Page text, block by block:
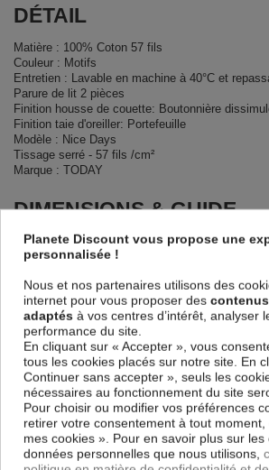
DÉTAIL
Matière : 100% Coton 57 fils
Couleur : Motifs
Entretien : Lavable en machine à 40°C et
Parure de lit 2 pièces
Finition housse de couette: Boutonnière
Finition taie d'oreiller: Portefeuille
Modèle : Nice Days
Tissage serré - 57 fils /cm²
Marque : TODAY
DIMENSIONS & GUIDE
Housse de couette
140 x 200 cm : 1 personne
220 x 240 cm : 2 personnes
240 x 260 cm : 2 personnes
Taie d'oreiller 63 x 63 cm
CONTENU
1 housse de couette imprimée Nice Days
Taie d'oreiller imprimée (1 taie pour la taille 140
les autres tailles)
Planete Discount vous propose une
personnalisée !
Nous et nos partenaires utilisons des
internet pour vous proposer des
adaptés à vos centres d’intérêt, analyser
performance du site.
En cliquant sur « Accepter », vous
tous les cookies placés sur notre site. En
Continuer sans accepter », seuls les
nécessaires au fonctionnement du site
Pour choisir ou modifier vos préférences
retirer votre consentement à tout
mes cookies ». Pour en savoir plus sur les
données personnelles que nous utilisons,